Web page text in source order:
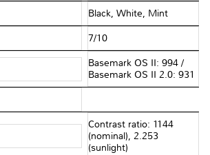
Black, White, Mint
7/10
Basemark OS II: 994 /
Basemark OS II 2.0: 931
Contrast ratio: 1144
(nominal), 2.253
(sunlight)